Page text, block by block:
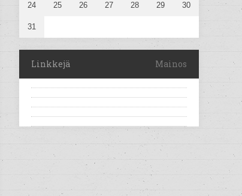
24 25 26 27 28 29 30
31
Linkkejä Mainos